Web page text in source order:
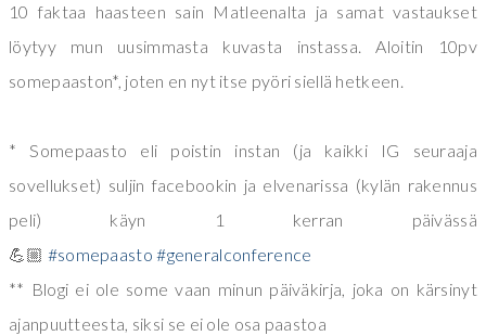
10 faktaa haasteen sain Matleenalta ja samat vastaukset
löytyy mun uusimmasta kuvasta instassa. Aloitin 10pv
somepaaston*, joten en nyt itse pyöri siellä hetkeen.
* Somepaasto eli poistin instan (ja kaikki IG seuraaja
sovellukset) suljin facebookin ja elvenarissa (kylän rakennus
peli) käyn 1 kerran päivässä
💪🏼 #somepaasto #generalconference
** Blogi ei ole some vaan minun päiväkirja, joka on kärsinyt
ajanpuutteesta, siksi se ei ole osa paastoa